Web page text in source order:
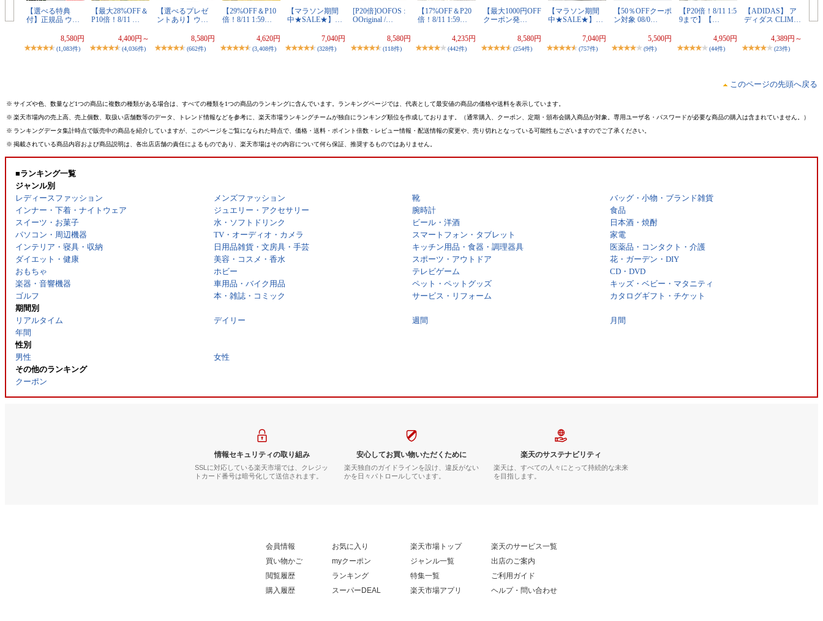
【選べる特典
付】正規品 ウ…
8,580円
(1,083件)
【最大28%OFF＆
P10倍！8/11 …
4,400円～
(4,036件)
【選べるプレゼ
ントあり】ウ…
8,580円
(662件)
【29%OFF＆P10
倍！8/11 1:59…
4,620円
(3,408件)
【マラソン期間
中★SALE★】…
7,040円
(328件)
[P20倍]OOFOS :
OOriginal /…
8,580円
(118件)
【17%OFF＆P20
倍！8/11 1:59…
4,235円
(442件)
【最大1000円OFF
クーポン発…
8,580円
(254件)
【マラソン期間
中★SALE★】…
7,040円
(757件)
【50％OFFクーポ
ン対象 08/0…
5,500円
(9件)
【P20倍！8/11 1:5
9まで】【…
4,950円
(44件)
【ADIDAS】 ア
ディダス CLIM…
4,389円～
(23件)
このページの先頭へ戻る
※ サイズや色、数量など1つの商品に複数の種類がある場合は、すべての種類を1つの商品のランキングに含んでいます。ランキングページでは、代表として最安値の商品の価格や送料を表示しています。
※ 楽天市場内の売上高、売上個数、取扱い店舗数等のデータ、トレンド情報などを参考に、楽天市場ランキングチームが独自にランキング順位を作成しております。（通常購入、クーポン、定期・頒布会購入商品が対象。専用ユーザ名・パスワードが必要な商品の購入は含まれていません。）
※ ランキングデータ集計時点で販売中の商品を紹介していますが、このページをご覧になられた時点で、価格・送料・ポイント倍数・レビュー情報・配送情報の変更や、売り切れとなっている可能性もございますのでご了承ください。
※ 掲載されている商品内容および商品説明は、各出店店舗の責任によるものであり、楽天市場はその内容について何ら保証、推奨するものではありません。
■ランキング一覧
ジャンル別
レディースファッション
メンズファッション 靴
バッグ・小物・ブランド雑貨
インナー・下着・ナイトウェア
ジュエリー・アクセサリー 腕時計
食品
スイーツ・お菓子
水・ソフトドリンク ビール・洋酒
日本酒・焼酎
パソコン・周辺機器
TV・オーディオ・カメラ スマートフォン・タブレット
家電
インテリア・寝具・収納
日用品雑貨・文房具・手芸 キッチン用品・食器・調理器具
医薬品・コンタクト・介護
ダイエット・健康
美容・コスメ・香水 スポーツ・アウトドア
花・ガーデン・DIY
おもちゃ
ホビー テレビゲーム
CD・DVD
楽器・音響機器
車用品・バイク用品 ペット・ペットグッズ
キッズ・ベビー・マタニティ
ゴルフ
本・雑誌・コミック サービス・リフォーム
カタログギフト・チケット
期間別
リアルタイム
デイリー 週間
月間
年間
性別
男性
女性
その他のランキング
クーポン
情報セキュリティの取り組み
SSLに対応している楽天市場では、クレジッ
トカード番号は暗号化して送信されます。
安心してお買い物いただくために
楽天独自のガイドラインを設け、違反がない
かを日々パトロールしています。
楽天のサステナビリティ
楽天は、すべての人々にとって持続的な未来
を目指します。
会員情報
買い物かご
閲覧履歴
購入履歴
お気に入り
myクーポン
ランキング
スーパーDEAL
楽天市場トップ
ジャンル一覧
特集一覧
楽天市場アプリ
楽天のサービス一覧
出店のご案内
ご利用ガイド
ヘルプ・問い合わせ